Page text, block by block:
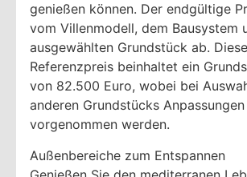
genießen können. Der endgültige
vom Villenmodell, dem Bausystem
ausgewählten Grundstück ab.
Referenzpreis beinhaltet ein
von 82.500 Euro, wobei bei
anderen Grundstücks Anpassungen
vorgenommen werden.
Außenbereiche zum Entspannen